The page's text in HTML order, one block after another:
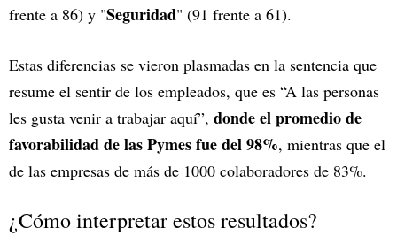
frente a 86) y "Seguridad" (91 frente a 61).
Estas diferencias se vieron plasmadas en la sentencia que
resume el sentir de los empleados, que es “A las personas
les gusta venir a trabajar aquí”, donde el promedio de
favorabilidad de las Pymes fue del 98%, mientras que el
de las empresas de más de 1000 colaboradores de 83%.
¿Cómo interpretar estos resultados?